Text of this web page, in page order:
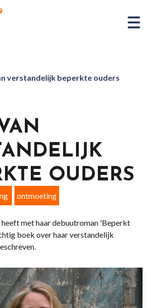
verstandelijk beperkte ouders
OUDERS
ontmoeting
met haar debuutroman 'Beperkt
boek over haar verstandelijk